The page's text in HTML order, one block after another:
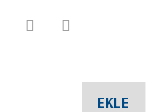
EKLE